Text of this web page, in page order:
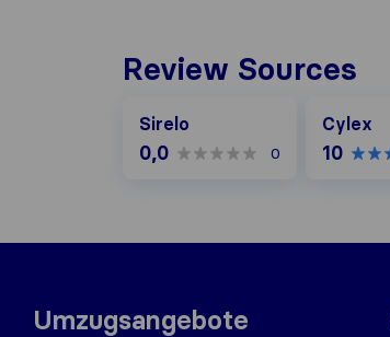
Review Sources
Sirelo
0,0 0
Cylex
10
Umzugsangebote